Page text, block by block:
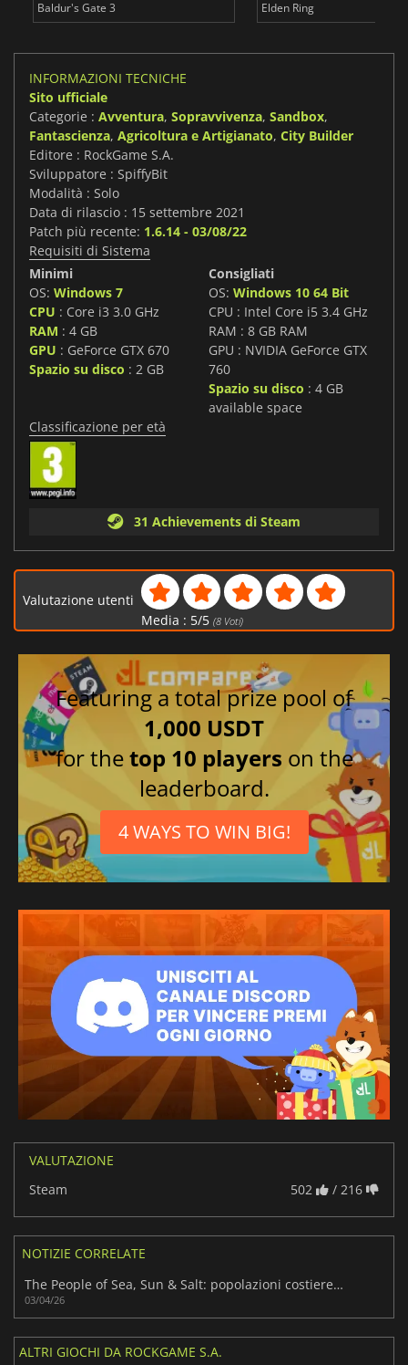
Baldur's Gate 3 Elden Ring
INFORMAZIONI TECNICHE
Sito ufficiale
Categorie : Avventura, Sopravvivenza, Sandbox,
Fantascienza, Agricoltura e Artigianato, City Builder
Editore : RockGame S.A.
Sviluppatore : SpiffyBit
Modalità : Solo
Data di rilascio : 15 settembre 2021
Patch più recente: 1.6.14 - 03/08/22
Requisiti di Sistema
Minimi
OS: Windows 7
CPU : Core i3 3.0 GHz
RAM : 4 GB
GPU : GeForce GTX 670
Spazio su disco : 2 GB
Consigliati
OS: Windows 10 64 Bit
CPU : Intel Core i5 3.4 GHz
RAM : 8 GB RAM
GPU : NVIDIA GeForce GTX
760
Spazio su disco : 4 GB
available space
Classificazione per età
31 Achievements di Steam
Valutazione utenti
Media : 5/5 (8Voti)
Featuring a total prize pool of
1,000 USDT
for thetop 10 players on the
leaderboard.
4 WAYS TO WIN BIG!
VALUTAZIONE
Steam
502 / 216
NOTIZIE CORRELATE
The People of Sea, Sun & Salt: popolazioni costiere e le loro isole
03/04/26
ALTRI GIOCHI DA ROCKGAME S.A.